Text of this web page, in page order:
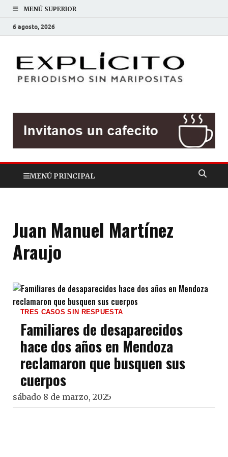
MENÚ SUPERIOR
6 agosto, 2026
MENÚ PRINCIPAL
Juan Manuel Martínez
Araujo
TRES CASOS SIN RESPUESTA
Familiares de desaparecidos
hace dos años en Mendoza
reclamaron que busquen sus
cuerpos
sábado 8 de marzo, 2025